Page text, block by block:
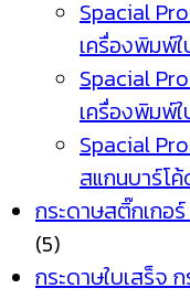
Spacial
เครื่องพิมพ์
Spacial
เครื่องพิมพ์
Spacial
สแกนบาร์โ
กระดาษสติ๊กเกอ
(5)
กระดาษใบเสร็จ